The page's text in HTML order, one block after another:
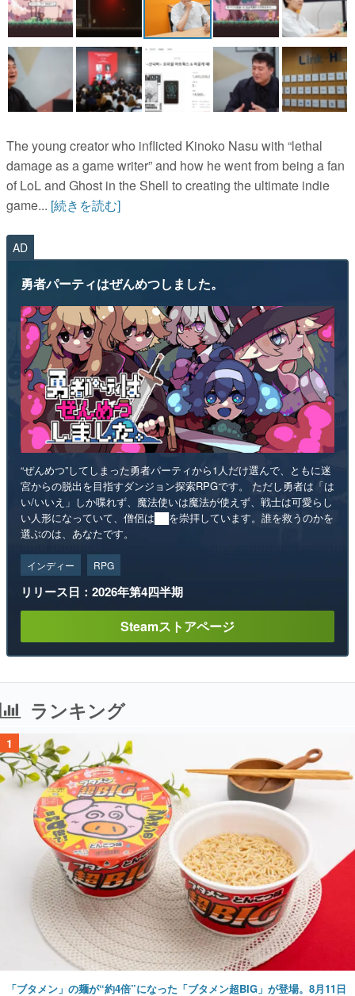
The young creator who inflicted Kinoko Nasu with “lethal
damage as a game writer” and how he went from being a fan
of LoL and Ghost in the Shell to creating the ultimate indie
game... [続きを読む]
AD
勇者パーティはぜんめつしました。
“ぜんめつ”してしまった勇者パーティから1人だけ選んで、ともに迷
宮からの脱出を目指すダンジョン探索RPGです。 ただし勇者は「は
い/いいえ」しか喋れず、魔法使いは魔法が使えず、戦士は可愛らし
い人形になっていて、僧侶は██を崇拝しています。誰を救うのかを
選ぶのは、あなたです。
インディー RPG
リリース日：2026年第4四半期
Steamストアページ
ランキング
1
「ブタメン」の麺が“約4倍”になった「ブタメン超BIG」が登場。8月11日